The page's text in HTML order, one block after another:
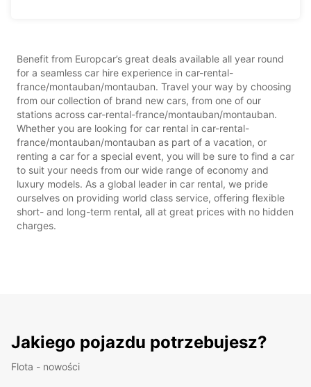
Benefit from Europcar’s great deals available all year round
for a seamless car hire experience in car-rental-
france/montauban/montauban. Travel your way by choosing
from our collection of brand new cars, from one of our
stations across car-rental-france/montauban/montauban.
Whether you are looking for car rental in car-rental-
france/montauban/montauban as part of a vacation, or
renting a car for a special event, you will be sure to find a car
to suit your needs from our wide range of economy and
luxury models. As a global leader in car rental, we pride
ourselves on providing world class service, offering flexible
short- and long-term rental, all at great prices with no hidden
charges.
Jakiego pojazdu potrzebujesz?
Flota - nowości